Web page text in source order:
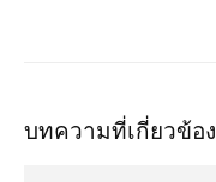
บทความที่เกี่ยวข้อง